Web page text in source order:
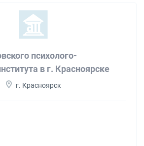
психолого-
в г. Красноярске
г. Красноярск